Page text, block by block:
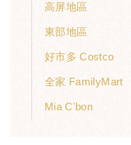
高屏地區
東部地區
好市多 Costco
全家 FamilyMart
Mia C'bon